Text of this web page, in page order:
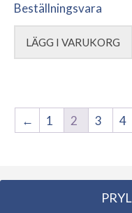
Beställningsvara
LÄGG I VARUKORG
← 1 2 3 4